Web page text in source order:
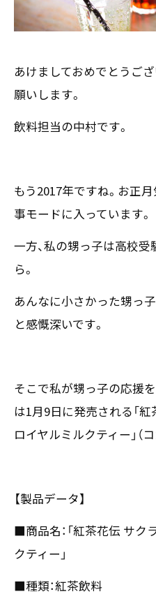
TPCマーケティ
06-
お客様の声
新刊情報
掲載情報
インタビュー
セミナー情報
TPCジャーナル
採用TOP
- 先輩社員の声
- エントリー一覧
Contents
お問い合わせ
情報セキュリティ基本方針
プライバシーポリシー
あけましておめでとうご
願いします。
飲料担当の中村です。
もう2017年ですね。お正
事モードに入っています。
一方、私の甥っ子は高校
ら。
あんなに小さかった甥っ
と感慨深いです。
そこで私が甥っ子の応援
は1月9日に発売される「
ロイヤルミルクティー」（
【製品データ】
■商品名：「紅茶花伝 サ
クティー」
■種類：紅茶飲料